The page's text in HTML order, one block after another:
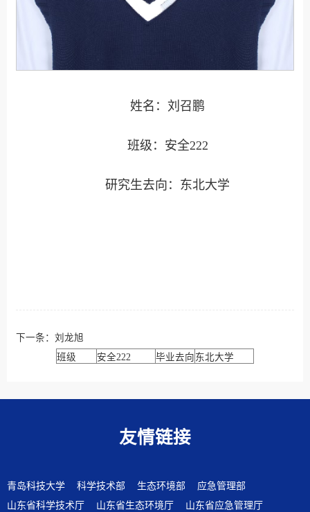
姓名：刘召鹏
班级：安全222
研究生去向：东北大学
下一条： 刘龙旭
班级
安全222 毕业去向 东北大学
友情链接
青岛科技大学 科学技术部 生态环境部
应急管理部
山东省科学技术厅
山东省生态环境厅 山东省应急管理厅